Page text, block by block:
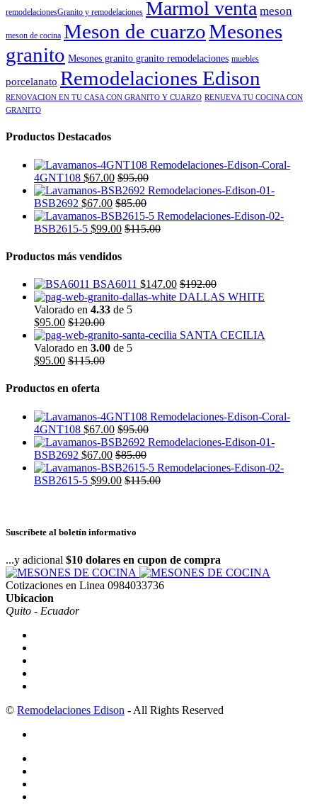
remodelacionesGranito y remodelaciones Marmol venta meson
meson de cocina Meson de cuarzoMesones
granito Mesones granito granito remodelaciones muebles
porcelanato Remodelaciones Edison
RENOVACION EN TU CASA CON GRANITO Y CUARZO RENUEVA TU COCINA CON
GRANITO
Productos Destacados
4GNT108 $67.00 $95.00
BSB2692 $67.00 $85.00
BSB2615-5 $99.00 $115.00
Productos más vendidos
BSA6011 $147.00 $192.00
DALLAS WHITE
Valorado en 4.33 de 5
$95.00 $120.00
SANTA CECILIA
Valorado en 3.00 de 5
$95.00 $115.00
Productos en oferta
4GNT108 $67.00 $95.00
BSB2692 $67.00 $85.00
BSB2615-5 $99.00 $115.00
Suscríbete al boletín informativo
...y adicional $10 dolares en cupon de compra
Cotizaciones en Linea 0984033736
Ubicacion
Quito - Ecuador
© Remodelaciones Edison - All Rights Reserved